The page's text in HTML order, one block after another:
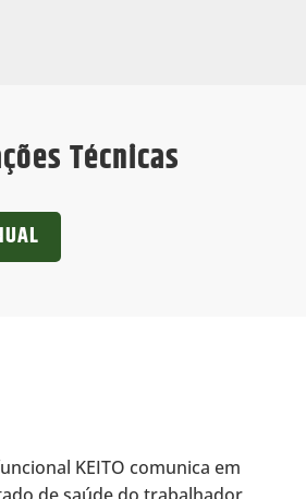
Técnicas
KEITO comunica em